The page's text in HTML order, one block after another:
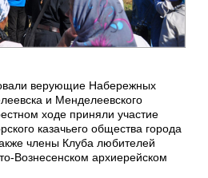
верующие Набережных
и Менделеевского
ходе приняли участие
казачьего общества города
члены Клуба любителей
Вознесенском архиерейском